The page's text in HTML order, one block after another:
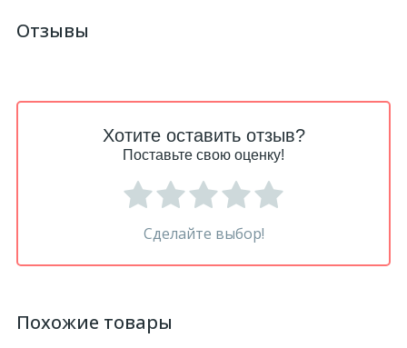
Отзывы
Хотите оставить отзыв?
Поставьте свою оценку!
Сделайте выбор!
Похожие товары